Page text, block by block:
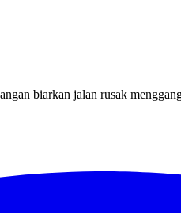
biarkan jalan rusak